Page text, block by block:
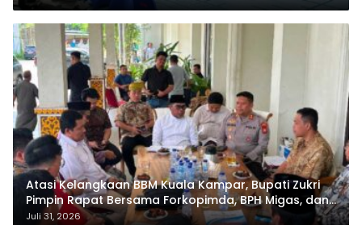
Atasi Kelangkaan BBM Kuala Kampar, Bupati Zukri
Pimpin Rapat Bersama Forkopimda, BPH Migas, dan
Pertamina
Juli 31, 2026